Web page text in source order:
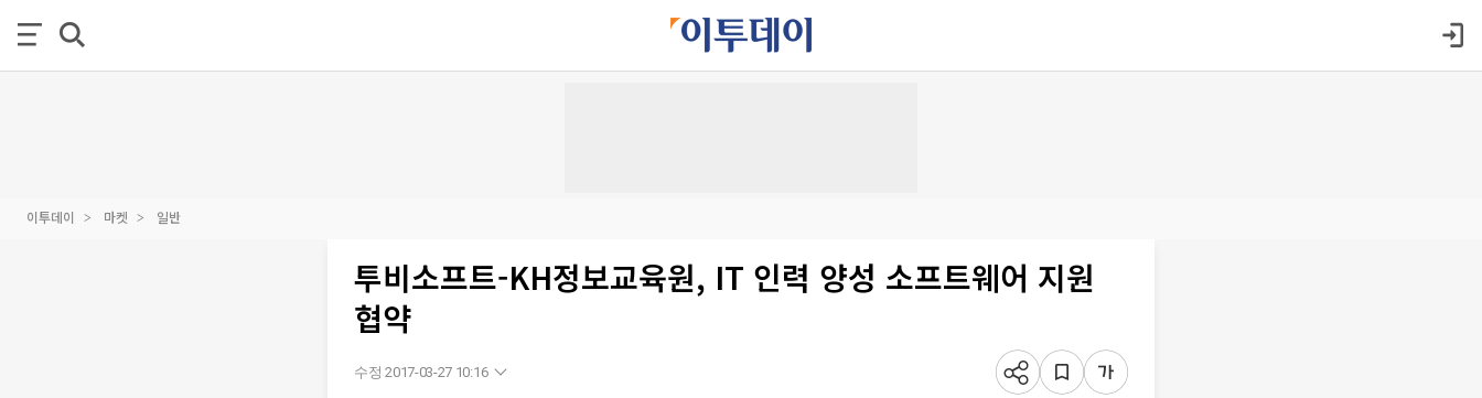
이투데이 마켓 일반
투비소프트-KH정보교육원, IT 인력 양성 소프트웨어 지원
협약
수정 2017-03-27 10:16